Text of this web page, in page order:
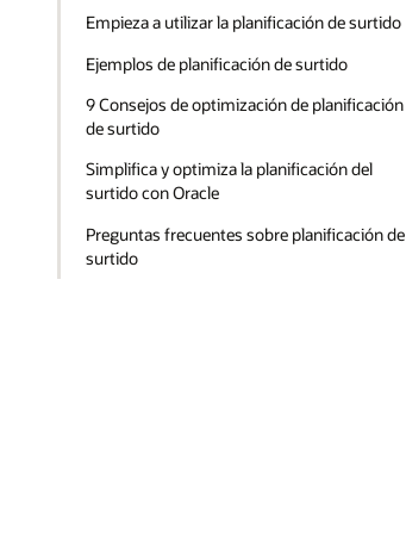
Empieza a utilizar la planificación de surtido
Ejemplos de planificación de surtido
9 Consejos de optimización de planificación
de surtido
Simplifica y optimiza la planificación del
surtido con Oracle
Preguntas frecuentes sobre planificación de
surtido